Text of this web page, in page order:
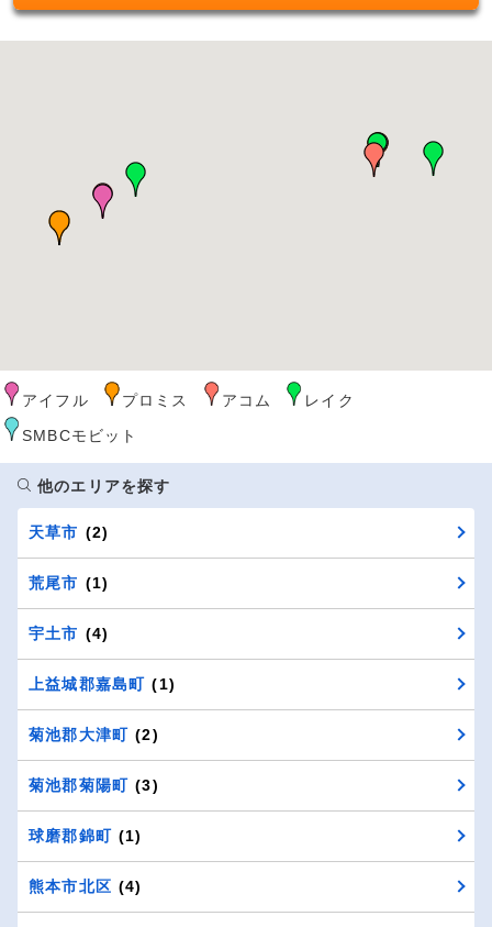
アイフル プロミス アコム
レイク
SMBCモビット
他のエリアを探す
天草市 (2)
荒尾市 (1)
宇土市 (4)
上益城郡嘉島町 (1)
菊池郡大津町 (2)
菊池郡菊陽町 (3)
球磨郡錦町 (1)
熊本市北区 (4)